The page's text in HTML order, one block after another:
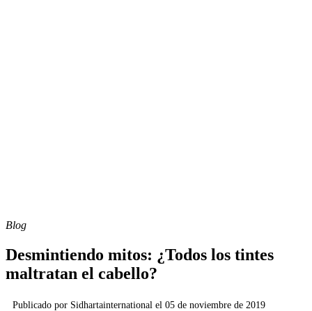
Blog
Desmintiendo mitos: ¿Todos los tintes
maltratan el cabello?
Publicado por Sidhartainternational el 05 de noviembre de 2019